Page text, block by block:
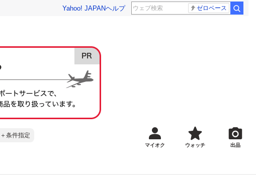
Yahoo! JAPANヘルプ ゼロベース
＋条件指定
マイオク ウォッチ 出品